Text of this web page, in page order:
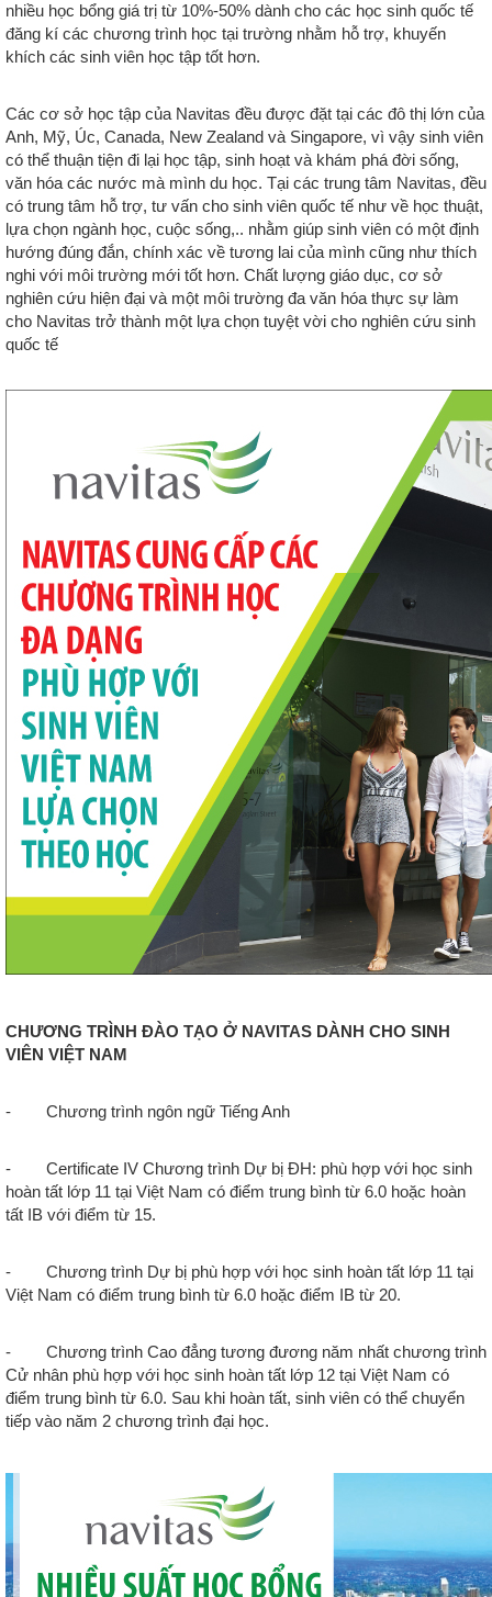
nhiều học bổng giá trị từ 10%-50% dành cho các học sinh quốc tế
đăng kí các chương trình học tại trường nhằm hỗ trợ, khuyến
khích các sinh viên học tập tốt hơn.
Các cơ sở học tập của Navitas đều được đặt tại các đô thị lớn của
Anh, Mỹ, Úc, Canada, New Zealand và Singapore, vì vậy sinh viên
có thể thuận tiện đi lại học tập, sinh hoạt và khám phá đời sống,
văn hóa các nước mà mình du học. Tại các trung tâm Navitas, đều
có trung tâm hỗ trợ, tư vấn cho sinh viên quốc tế như về học thuật,
lựa chọn ngành học, cuộc sống,.. nhằm giúp sinh viên có một định
hướng đúng đắn, chính xác về tương lai của mình cũng như thích
nghi với môi trường mới tốt hơn. Chất lượng giáo dục, cơ sở
nghiên cứu hiện đại và một môi trường đa văn hóa thực sự làm
cho Navitas trở thành một lựa chọn tuyệt vời cho nghiên cứu sinh
quốc tế
CHƯƠNG TRÌNH ĐÀO TẠO Ở NAVITAS DÀNH CHO SINH
VIÊN VIỆT NAM
- Chương trình ngôn ngữ Tiếng Anh
- Certificate IV Chương trình Dự bị ĐH: phù hợp với học sinh
hoàn tất lớp 11 tại Việt Nam có điểm trung bình từ 6.0 hoặc hoàn
tất IB với điểm từ 15.
- Chương trình Dự bị phù hợp với học sinh hoàn tất lớp 11 tại
Việt Nam có điểm trung bình từ 6.0 hoặc điểm IB từ 20.
- Chương trình Cao đẳng tương đương năm nhất chương trình
Cử nhân phù hợp với học sinh hoàn tất lớp 12 tại Việt Nam có
điểm trung bình từ 6.0. Sau khi hoàn tất, sinh viên có thể chuyển
tiếp vào năm 2 chương trình đại học.